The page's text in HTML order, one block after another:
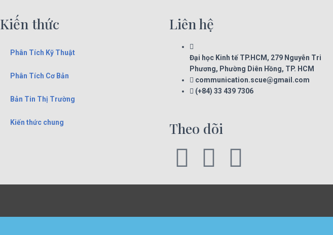
Kiến thức
Phân Tích Kỹ Thuật
Phân Tích Cơ Bản
Bản Tin Thị Trường
Kiến thức chung
Liên hệ
Đại học Kinh tế TP.HCM, 279 Nguyễn Tri
Phương, Phường Diên Hồng, TP. HCM
communication.scue@gmail.com
(+84) 33 439 7306
Theo dõi